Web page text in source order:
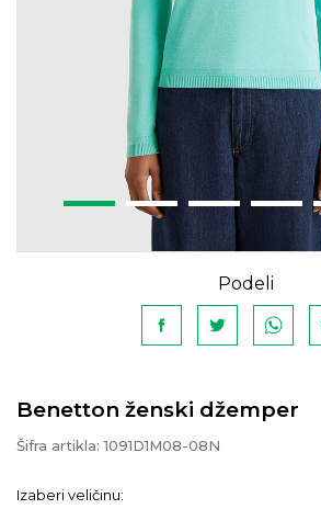
Podeli
Benetton ženski džemper
Šifra artikla:1091D1M08-08N
Izaberi veličinu: